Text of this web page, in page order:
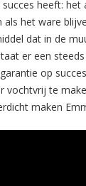
heeft:
het ware
dat in de
er een
op
te
maken